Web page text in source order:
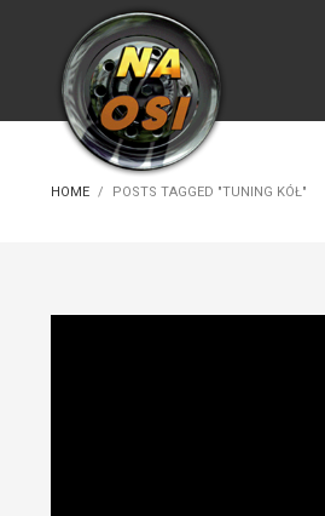
HOME POSTS TAGGED "TUNING KÓŁ"